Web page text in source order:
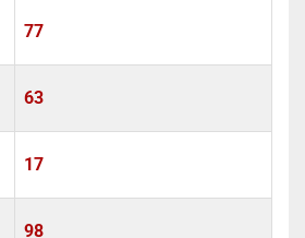
77
63
17
98